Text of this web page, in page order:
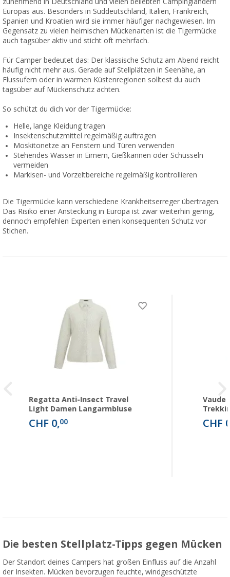
Europas aus. Besonders in Süddeutschland, Italien, Frankreich,
Spanien und Kroatien wird sie immer häufiger nachgewiesen. Im
Gegensatz zu vielen heimischen Mückenarten ist die Tigermücke
auch tagsüber aktiv und sticht oft mehrfach.
Für Camper bedeutet das: Der klassische Schutz am Abend reicht
häufig nicht mehr aus. Gerade auf Stellplätzen in Seenähe, an
Flussufern oder in warmen Küstenregionen solltest du auch
tagsüber auf Mückenschutz achten.
So schützt du dich vor der Tigermücke:
Helle, lange Kleidung tragen
Insektenschutzmittel regelmäßig auftragen
Moskitonetze an Fenstern und Türen verwenden
Stehendes Wasser in Eimern, Gießkannen oder Schüsseln
vermeiden
Markisen- und Vorzeltbereiche regelmäßig kontrollieren
Die Tigermücke kann verschiedene Krankheitserreger übertragen.
Das Risiko einer Ansteckung in Europa ist zwar weiterhin gering,
dennoch empfehlen Experten einen konsequenten Schutz vor
Stichen.
Regatta Anti-Insect Travel
Light Damen Langarmbluse
CHF 0,00
Vaude
CHF
Die besten Stellplatz-Tipps gegen Mücken
Der Standort deines Campers hat großen Einfluss auf die Anzahl
der Insekten. Mücken bevorzugen feuchte, windgeschützte